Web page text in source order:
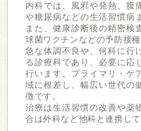
内科では、風邪や発熱、腹
や糖尿病などの生活習慣病
また、健康診断後の精密検
球菌ワクチンなどの予防接種
急な体調不良や、何科に行
る診療科であり、必要に応
行います。プライマリ・ケ
域に根差し、幅広い世代の
徴です。
治療は生活習慣の改善や薬
合は外科など他科と連携し